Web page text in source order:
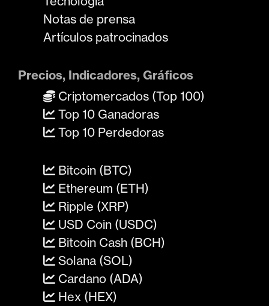
Notas de prensa
Artículos patrocinados
Precios, Indicadores, Gráficos
Criptomercados (Top 100)
Top 10 Ganadoras
Top 10 Perdedoras
Bitcoin (BTC)
Ethereum (ETH)
Ripple (XRP)
USD Coin (USDC)
Bitcoin Cash (BCH)
Solana (SOL)
Cardano (ADA)
Hex (HEX)